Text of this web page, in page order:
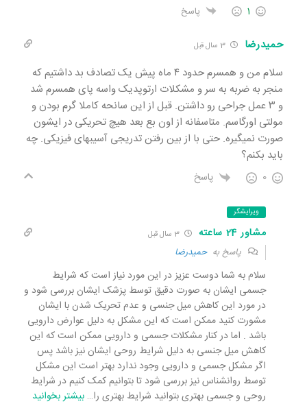
1 پاسخ
حمیدرضا 3 سال قبل
سلام من و همسرم حدود ۴ ماه پیش یک تصادف بد داشتیم که
منجر به ضربه به سر و مشکلات ارتوپدیک واسه پای همسرم شد
و ۳ عمل جراحی رو داشتن. قبل از این سانحه کاملا گرم بودن و
مولتی اورگاسم. متاسفانه از اون بع بعد هیچ تحریکی در ایشون
صورت نمیگیره. حتی با از بین رفتن تدریجی آسیبهای فیزیکی. چه
باید بکنم؟
0 پاسخ
ویرایشگر
مشاور 24 ساعته 3 سال قبل
پاسخ بهحمیدرضا
سلام به شما دوست عزیز در این مورد نیاز است که شرایط
جسمی ایشان به صورت دقیق توسط پزشک ایشان بررسی شود و
در مورد این کاهش میل جنسی و عدم تحریک شدن با ایشان
مشورت کنید ممکن است که این مشکل به دلیل عوارض دارویی
باشد . اما در کنار مشکلات جسمی و دارویی ممکن است که این
کاهش میل جنسی به دلیل شرایط روحی ایشان نیز باشد پس
اگر مشکل جسمی و دارویی وجود ندارد بهتر است این مشکل
توسط روانشناس نیز بررسی شود تا بتوانیم کمک کنیم در شرایط
روحی و جسمی بهتری بتوانید شرایط بهتری را… بیشتر بخوانید